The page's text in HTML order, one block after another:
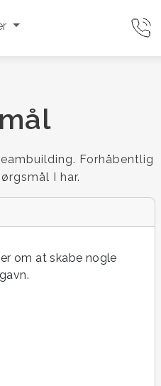
Forhåbentlig
I har.
om at skabe nogle